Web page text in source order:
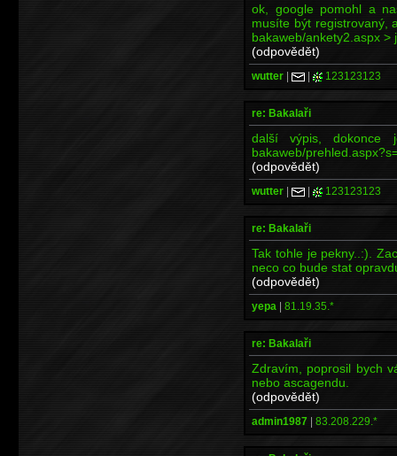
ok, google pomohl a
musíte být registrovaný,
bakaweb/ankety2.aspx >
(odpovědět)
wutter | | 123123123
re: Bakalaři
další výpis, dokonce
bakaweb/
(odpovědět)
wutter | | 123123123
re: Bakalaři
Tak tohle je pekny..:).
neco co bude stat
(odpovědět)
yepa | 81.19.35.*
re: Bakalaři
Zdravím, poprosil bych
nebo ascagendu.
(odpovědět)
admin1987 | 83.208.229.*